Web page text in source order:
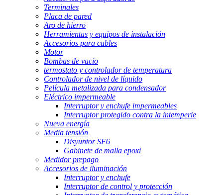
Terminales
Placa de pared
Aro de hierro
Herramientas y equipos de instalación
Accesorios para cables
Motor
Bombas de vacío
termostato y controlador de temperatura
Controlador de nivel de líquido
Película metalizada para condensador
Eléctrico impermeable
Interruptor y enchufe impermeables
Interruptor protegido contra la intemperie
Nueva energía
Media tensión
Disyuntor SF6
Gabinete de malla epoxi
Medidor prepago
Accesorios de iluminación
Interruptor y enchufe
Interruptor de control y protección